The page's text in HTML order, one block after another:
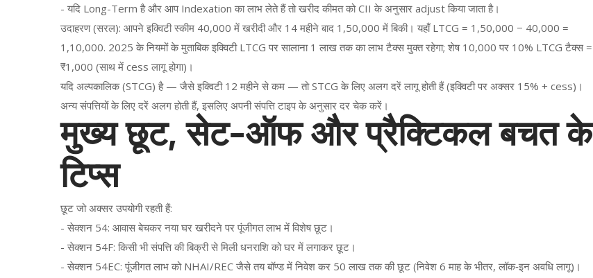
- यदि Long-Term है और आप Indexation का लाभ लेते हैं तो खरीद कीमत को CII के अनुसार adjust किया जाता है।
उदाहरण (सरल): आपने इक्विटी स्कीम 40,000 में खरीदी और 14 महीने बाद 1,50,000 में बिकी। यहाँ LTCG = 1,50,000 − 40,000 =
1,10,000. 2025 के नियमों के मुताबिक इक्विटी LTCG पर सालाना 1 लाख तक का लाभ टैक्स मुक्त रहेगा; शेष 10,000 पर 10% LTCG टैक्स =
₹1,000 (साथ में cess लागू होगा)।
यदि अल्पकालिक (STCG) है — जैसे इक्विटी 12 महीने से कम — तो STCG के लिए अलग दरें लागू होती हैं (इक्विटी पर अक्सर 15% + cess)।
अन्य संपत्तियों के लिए दरें अलग होती हैं, इसलिए अपनी संपत्ति टाइप के अनुसार दर चेक करें।
मुख्य छूट, सेट-ऑफ और प्रैक्टिकल बचत के
टिप्स
छूट जो अक्सर उपयोगी रहती हैं:
- सेक्शन 54: आवास बेचकर नया घर खरीदने पर पूंजीगत लाभ में विशेष छूट।
- सेक्शन 54F: किसी भी संपत्ति की बिक्री से मिली धनराशि को घर में लगाकर छूट।
- सेक्शन 54EC: पूंजीगत लाभ को NHAI/REC जैसे तय बॉण्ड में निवेश कर 50 लाख तक की छूट (निवेश 6 माह के भीतर, लॉक‑इन अवधि लागू)।